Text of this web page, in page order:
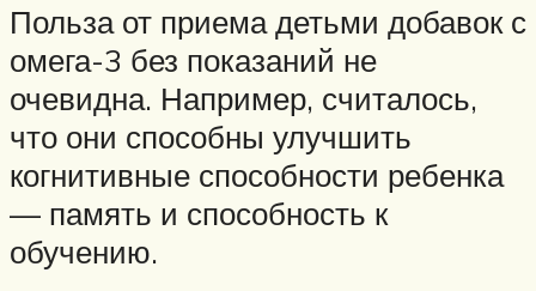
Польза от приема детьми добавок с
омега-3 без показаний не
очевидна. Например, считалось,
что они способны улучшить
когнитивные способности ребенка
— память и способность к
обучению.